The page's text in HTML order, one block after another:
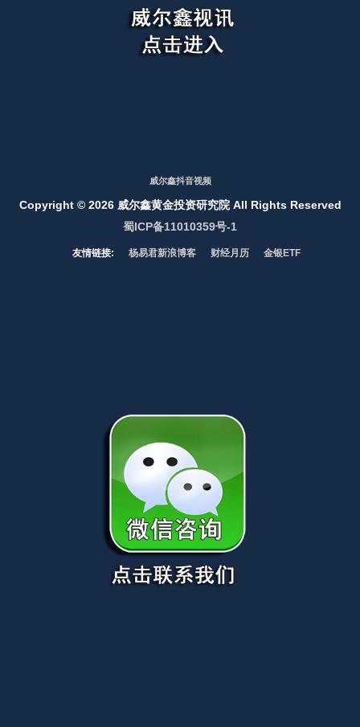
威尔鑫抖音视频
Copyright © 2026 威尔鑫黄金投资研究院 All Rights Reserved
蜀ICP备11010359号-1
友情链接: 杨易君新浪博客 财经月历 金银ETF